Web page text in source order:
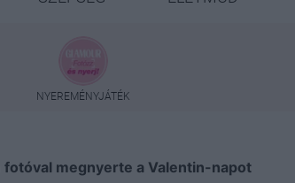
NYEREMÉNYJÁTÉK
fotóval megnyerte a Valentin-napot